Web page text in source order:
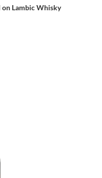
on Lambic Whisky